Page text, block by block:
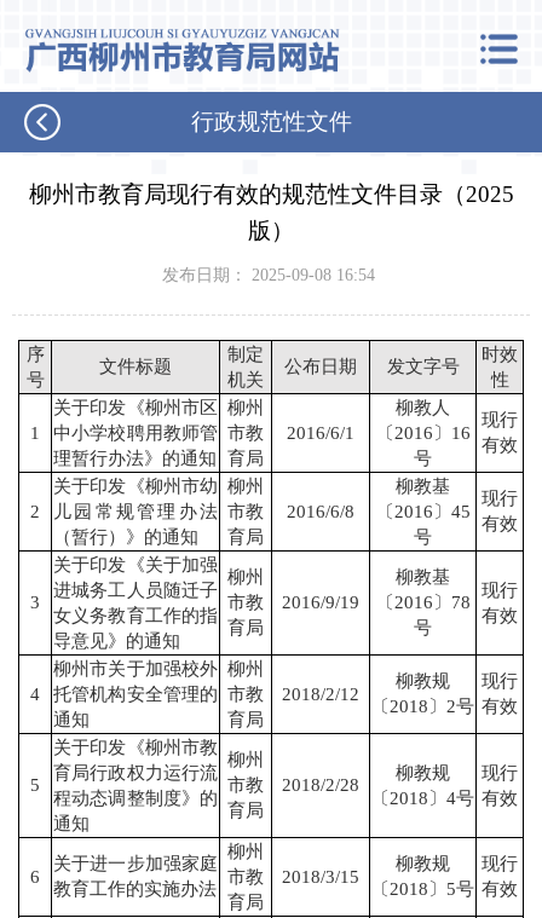
行政规范性文件
柳州市教育局现行有效的规范性文件目录（2025
版）
发布日期： 2025-09-08 16:54
序
号
文件标题
制定
机关
公布日期 发文字号
时效
性
1
关于印发《柳州市区
中小学校聘用教师管
理暂行办法》的通知
柳州
市教
育局
2016/6/1
柳教人
〔2016〕16
号
现行
有效
2
关于印发《柳州市幼
儿园常规管理办法
（暂行）》的通知
柳州
市教
育局
2016/6/8
柳教基
〔2016〕45
号
现行
有效
3
关于印发《关于加强
进城务工人员随迁子
女义务教育工作的指
导意见》的通知
柳州
市教
育局
2016/9/19
柳教基
〔2016〕78
号
现行
有效
4
柳州市关于加强校外
托管机构安全管理的
通知
柳州
市教
育局
2018/2/12
柳教规
〔2018〕2号
现行
有效
5
关于印发《柳州市教
育局行政权力运行流
程动态调整制度》的
通知
柳州
市教
育局
2018/2/28
柳教规
〔2018〕4号
现行
有效
6
关于进一步加强家庭
教育工作的实施办法
柳州
市教
育局
2018/3/15
柳教规
〔2018〕5号
现行
有效